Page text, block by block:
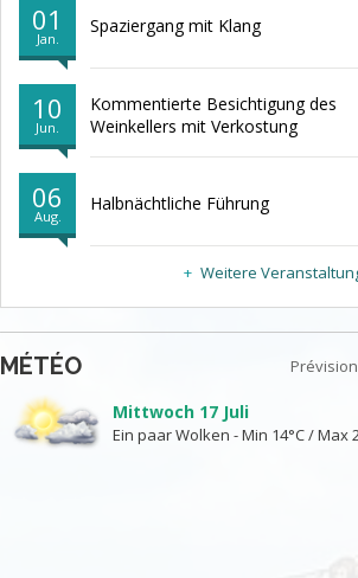
01
Jan.
Spaziergang mit Klang
10
Jun.
Kommentierte Besichtigung des
Weinkellers mit Verkostung
06
Aug.
Halbnächtliche Führung
Weitere
MÉTÉO
Mittwoch 17 Juli
Ein paar Wolken - Min 14°C / Max